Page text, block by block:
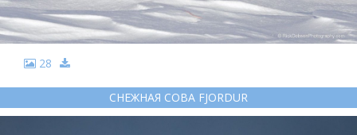
28
СНЕЖНАЯ СОВА FJORDUR